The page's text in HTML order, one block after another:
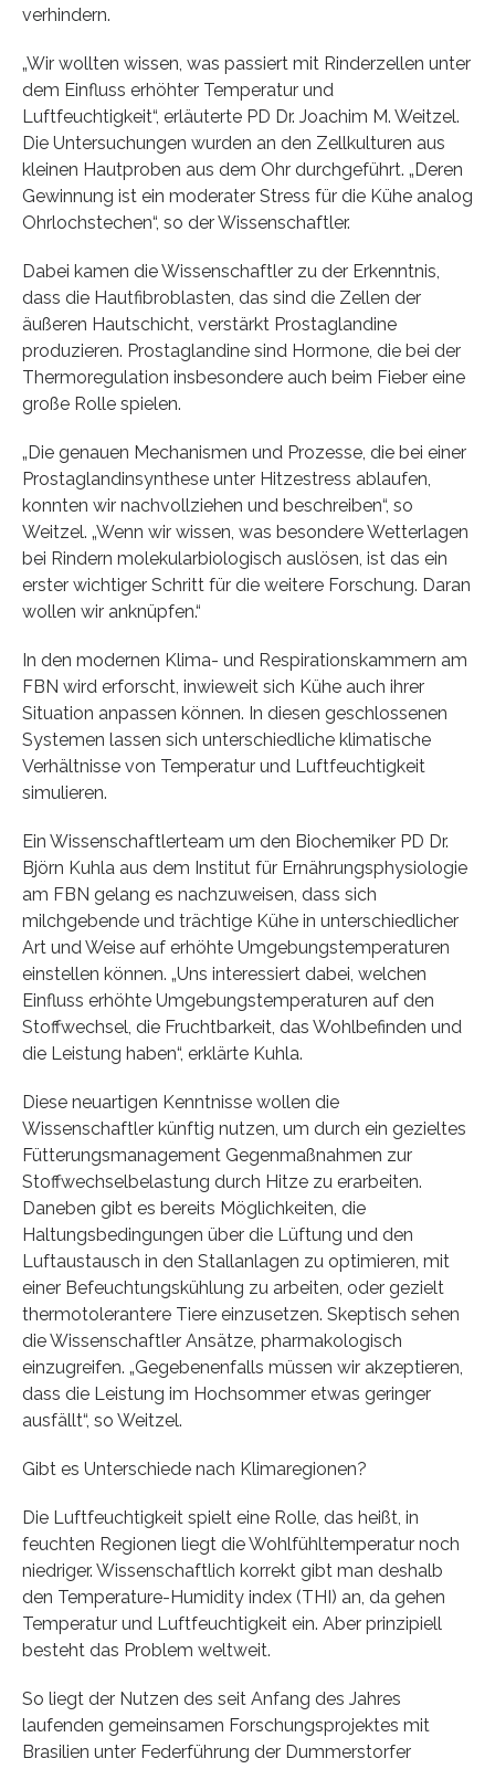
verhindern.
„Wir wollten wissen, was passiert mit Rinderzellen unter
dem Einfluss erhöhter Temperatur und
Luftfeuchtigkeit“, erläuterte PD Dr. Joachim M. Weitzel.
Die Untersuchungen wurden an den Zellkulturen aus
kleinen Hautproben aus dem Ohr durchgeführt. „Deren
Gewinnung ist ein moderater Stress für die Kühe analog
Ohrlochstechen“, so der Wissenschaftler.
Dabei kamen die Wissenschaftler zu der Erkenntnis,
dass die Hautfibroblasten, das sind die Zellen der
äußeren Hautschicht, verstärkt Prostaglandine
produzieren. Prostaglandine sind Hormone, die bei der
Thermoregulation insbesondere auch beim Fieber eine
große Rolle spielen.
„Die genauen Mechanismen und Prozesse, die bei einer
Prostaglandinsynthese unter Hitzestress ablaufen,
konnten wir nachvollziehen und beschreiben“, so
Weitzel. „Wenn wir wissen, was besondere Wetterlagen
bei Rindern molekularbiologisch auslösen, ist das ein
erster wichtiger Schritt für die weitere Forschung. Daran
wollen wir anknüpfen.“
In den modernen Klima- und Respirationskammern am
FBN wird erforscht, inwieweit sich Kühe auch ihrer
Situation anpassen können. In diesen geschlossenen
Systemen lassen sich unterschiedliche klimatische
Verhältnisse von Temperatur und Luftfeuchtigkeit
simulieren.
Ein Wissenschaftlerteam um den Biochemiker PD Dr.
Björn Kuhla aus dem Institut für Ernährungsphysiologie
am FBN gelang es nachzuweisen, dass sich
milchgebende und trächtige Kühe in unterschiedlicher
Art und Weise auf erhöhte Umgebungstemperaturen
einstellen können. „Uns interessiert dabei, welchen
Einfluss erhöhte Umgebungstemperaturen auf den
Stoffwechsel, die Fruchtbarkeit, das Wohlbefinden und
die Leistung haben“, erklärte Kuhla.
Diese neuartigen Kenntnisse wollen die
Wissenschaftler künftig nutzen, um durch ein gezieltes
Fütterungsmanagement Gegenmaßnahmen zur
Stoffwechselbelastung durch Hitze zu erarbeiten.
Daneben gibt es bereits Möglichkeiten, die
Haltungsbedingungen über die Lüftung und den
Luftaustausch in den Stallanlagen zu optimieren, mit
einer Befeuchtungskühlung zu arbeiten, oder gezielt
thermotolerantere Tiere einzusetzen. Skeptisch sehen
die Wissenschaftler Ansätze, pharmakologisch
einzugreifen. „Gegebenenfalls müssen wir akzeptieren,
dass die Leistung im Hochsommer etwas geringer
ausfällt“, so Weitzel.
Gibt es Unterschiede nach Klimaregionen?
Die Luftfeuchtigkeit spielt eine Rolle, das heißt, in
feuchten Regionen liegt die Wohlfühltemperatur noch
niedriger. Wissenschaftlich korrekt gibt man deshalb
den Temperature-Humidity index (THI) an, da gehen
Temperatur und Luftfeuchtigkeit ein. Aber prinzipiell
besteht das Problem weltweit.
So liegt der Nutzen des seit Anfang des Jahres
laufenden gemeinsamen Forschungsprojektes mit
Brasilien unter Federführung der Dummerstorfer